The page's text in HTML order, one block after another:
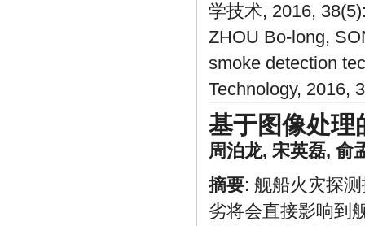
学技术, 2016,
ZHOU Bo-long,
smoke detection
Technology, 2016,
基于图像处理
周泊龙, 宋英磊, 俞
摘要: 舰船火灾探
劣将会直接影响到